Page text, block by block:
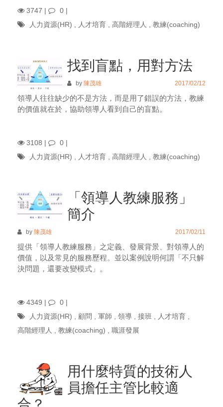
3747 | 0 |
人力資源(HR)
人才培育 高階經理人 教練(coaching)
找到盲點，用對方法
by 陳茂雄 2017/02/12
領導人往往缺少的不是方法，而是用了錯誤的方法，教練
的價值就在於，協助領導人看到自己的盲點。
3108 | 0 |
人力資源(HR)
人才培育 高階經理人 教練(coaching)
「領導人教練服務」
簡介
by 陳茂雄 2017/02/11
提供「領導人教練服務」之定義、發展背景、對領導人的
價值，以及常見的服務歷程。並以案例說明何謂「不只解
決問題，還要改變模式」。
4349 | 0 |
人力資源(HR)
顧問 軍師 領導 接班 人才培育
高階經理人
教練(coaching) 職涯發展
用什麼特質的技術人
員擔任主管比較適